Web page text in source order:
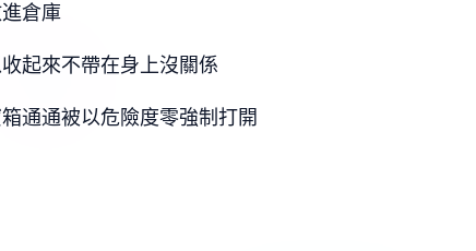
倉庫
起來不帶在身上沒關係
通通被以危險度零強制打開